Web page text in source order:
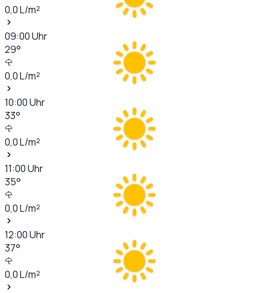
0,0L/m²
09:00Uhr
29°
0,0L/m²
10:00Uhr
33°
0,0L/m²
11:00Uhr
35°
0,0L/m²
12:00Uhr
37°
0,0L/m²